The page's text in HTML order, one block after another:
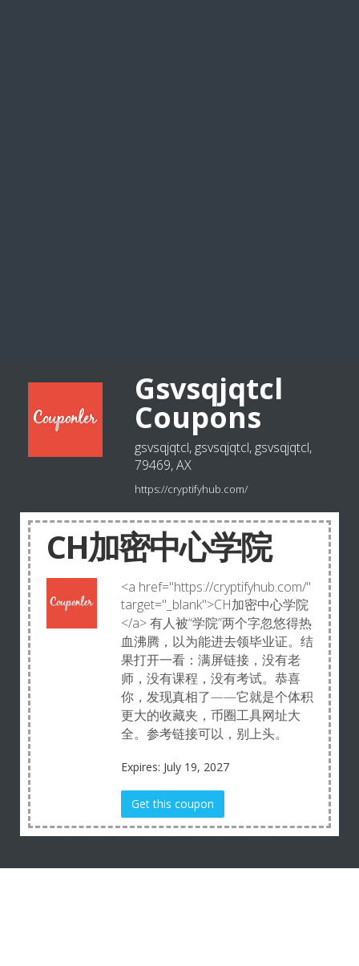
Gsvsqjqtcl
Coupons
gsvsqjqtcl, gsvsqjqtcl, gsvsqjqtcl,
79469, AX
https://cryptifyhub.com/
CH加密中心学院
<a href="https://cryptifyhub.com/"
target="_blank">CH加密中心学院
</a> 有人被“学院”两个字忽悠得热
血沸腾，以为能进去领毕业证。结
果打开一看：满屏链接，没有老
师，没有课程，没有考试。恭喜
你，发现真相了——它就是个体积
更大的收藏夹，币圈工具网址大
全。参考链接可以，别上头。
Expires: July 19, 2027
Get this coupon